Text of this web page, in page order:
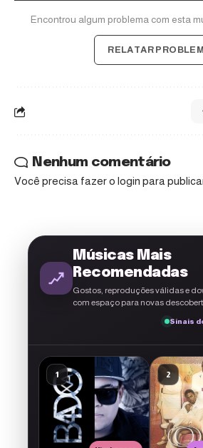
Encontrou algum problema com esta
RELATAR
Nenhum comentário
Você precisa fazer o login para
Músicas Mais
Recomendadas
Gostos, reproduções válidas e
com espaço para novas
Sinais
1 2